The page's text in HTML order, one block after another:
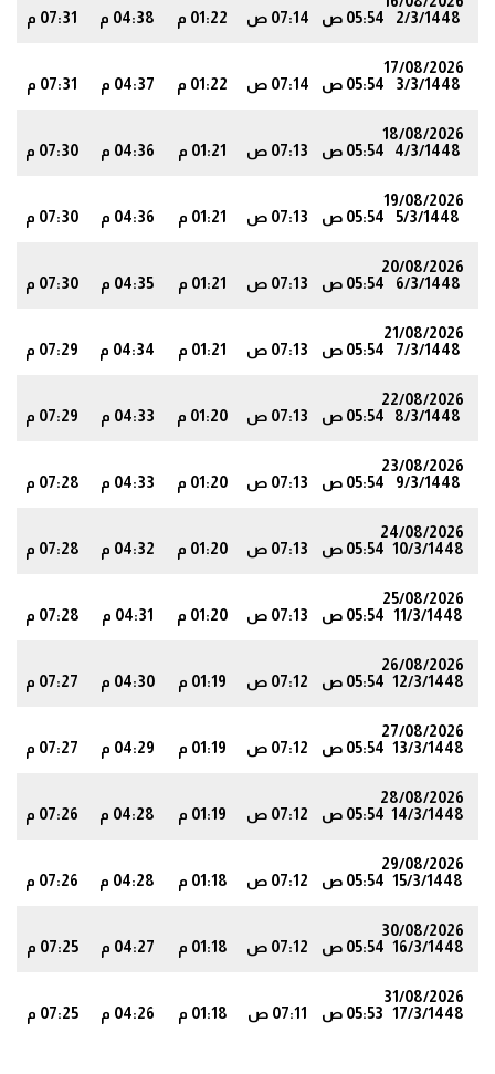
2/3/1448
05:54 ص 07:14 ص 01:22 م 04:38 م 07:31 م
17/08/2026
3/3/1448
05:54 ص 07:14 ص 01:22 م 04:37 م 07:31 م
18/08/2026
4/3/1448
05:54 ص 07:13 ص 01:21 م 04:36 م 07:30 م
19/08/2026
5/3/1448
05:54 ص 07:13 ص 01:21 م 04:36 م 07:30 م
20/08/2026
6/3/1448
05:54 ص 07:13 ص 01:21 م 04:35 م 07:30 م
21/08/2026
7/3/1448
05:54 ص 07:13 ص 01:21 م 04:34 م 07:29 م
22/08/2026
8/3/1448
05:54 ص 07:13 ص 01:20 م 04:33 م 07:29 م
23/08/2026
9/3/1448
05:54 ص 07:13 ص 01:20 م 04:33 م 07:28 م
24/08/2026
10/3/1448 05:54 ص 07:13 ص 01:20 م 04:32 م 07:28 م
25/08/2026
11/3/1448 05:54 ص 07:13 ص 01:20 م 04:31 م 07:28 م
26/08/2026
12/3/1448 05:54 ص 07:12 ص 01:19 م 04:30 م 07:27 م
27/08/2026
13/3/1448 05:54 ص 07:12 ص 01:19 م 04:29 م 07:27 م
28/08/2026
14/3/1448 05:54 ص 07:12 ص 01:19 م 04:28 م 07:26 م
29/08/2026
15/3/1448 05:54 ص 07:12 ص 01:18 م 04:28 م 07:26 م
30/08/2026
16/3/1448 05:54 ص 07:12 ص 01:18 م 04:27 م 07:25 م
31/08/2026
17/3/1448 05:53 ص 07:11 ص 01:18 م 04:26 م 07:25 م